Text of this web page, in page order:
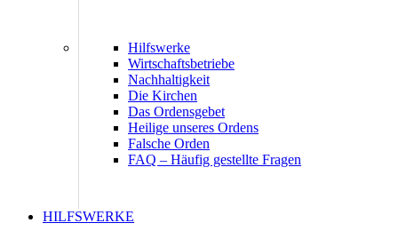
Hilfswerke
Wirtschaftsbetriebe
Nachhaltigkeit
Die Kirchen
Das Ordensgebet
Heilige unseres Ordens
Falsche Orden
FAQ – Häufig gestellte Fragen
HILFSWERKE